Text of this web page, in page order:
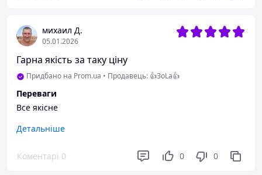
михаил Д.
05.01.2026
Гарна якість за таку ціну
Придбано на Prom.ua • Продавець: 👍ЗоLa👍
Переваги
Все якісне
Недоліки
Детальніше
Коментарі 0 0 0